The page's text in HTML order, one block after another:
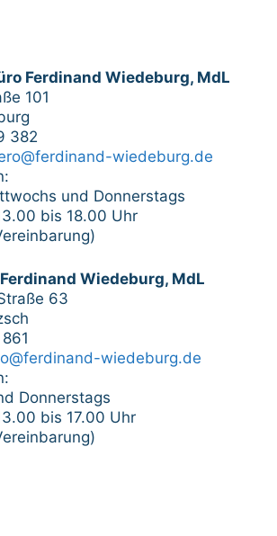
Ferdinand Wiedeburg, MdL
101
382
wiedeburg.de
und Donnerstags
bis 18.00 Uhr
Wiedeburg, MdL
63
wiedeburg.de
Donnerstags
bis 17.00 Uhr